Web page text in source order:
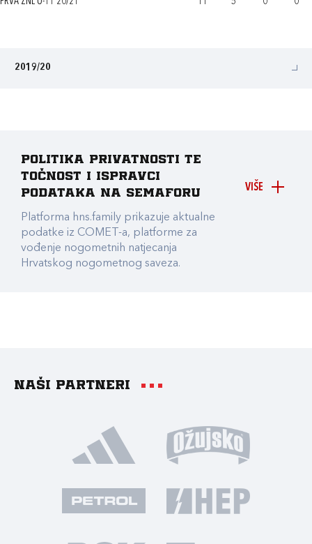
2019/20
VIŠE
Politika privatnosti te
točnost i ispravci
podataka na Semaforu
Platforma hns.family prikazuje aktualne
podatke iz COMET-a, platforme za
vođenje nogometnih natjecanja
Hrvatskog nogometnog saveza.
Naši partneri